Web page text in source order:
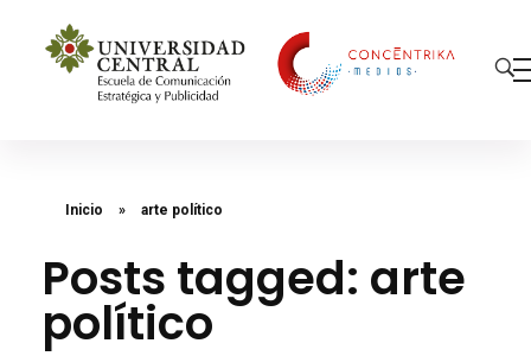
Inicio » arte político
Posts tagged: arte
político